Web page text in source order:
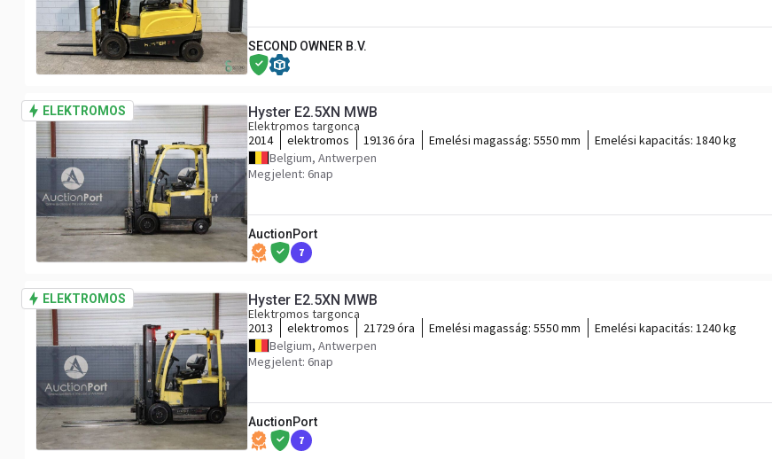
SECOND OWNER B.V.
ELEKTROMOS Hyster E2.5XN MWB
Elektromos targonca
2014
elektromos 19136 óra Emelési magasság: 5550 mm Emelési kapacitás: 1840 kg
Belgium, Antwerpen
Megjelent: 6nap
AuctionPort
7
ELEKTROMOS Hyster E2.5XN MWB
Elektromos targonca
2013
elektromos 21729 óra Emelési magasság: 5550 mm Emelési kapacitás: 1240 kg
Belgium, Antwerpen
Megjelent: 6nap
AuctionPort
7